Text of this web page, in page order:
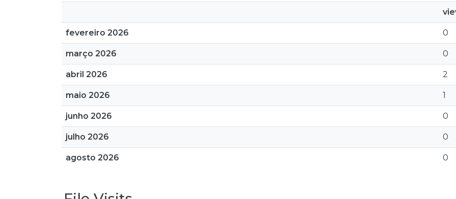
fevereiro 2026 0
março 2026 0
abril 2026 2
maio 2026 1
junho 2026 0
julho 2026 0
agosto 2026 0